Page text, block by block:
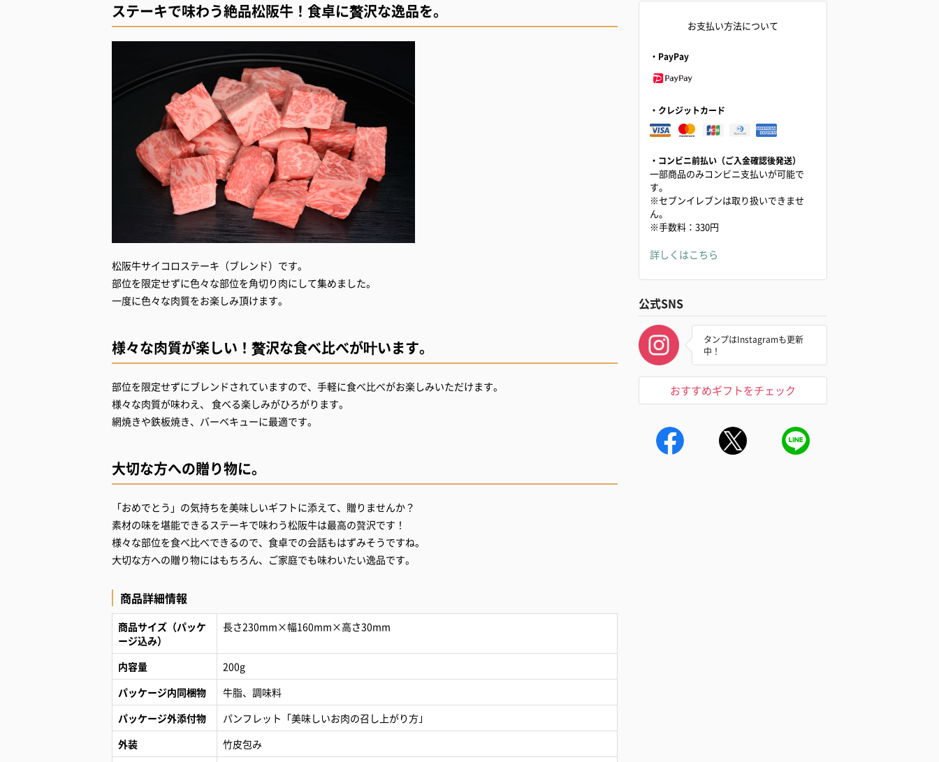
ステーキで味わう絶品松阪牛！食卓に贅沢な逸品を。
松阪牛サイコロステーキ（ブレンド）です。
部位を限定せずに色々な部位を角切り肉にして集めました。
一度に色々な肉質をお楽しみ頂けます。
様々な肉質が楽しい！贅沢な食べ比べが叶います。
部位を限定せずにブレンドされていますので、手軽に食べ比べがお楽しみいただけます。
様々な肉質が味わえ、 食べる楽しみがひろがります。
大切な方への贈り物に。
「おめでとう」の気持ちを美味しいギフトに添えて、贈りませんか？
素材の味を堪能できるステーキで味わう松阪牛は最高の贅沢です！
様々な部位を食べ比べできるので、食卓での会話もはずみそうですね。
大切な方への贈り物にはもちろん、ご家庭でも味わいたい逸品です。
商品詳細情報
商品サイズ（パッケ
ージ込み）
長さ230mm×幅160mm×高さ30mm
内容量
200g
パッケージ内同梱物
牛脂、調味料
パッケージ外添付物
パンフレット「美味しいお肉の召し上がり方｣
外装
竹皮包み
お支払い方法について
・PayPay
・クレジットカード
・コンビニ前払い（ご入金確認後発送）
一部商品のみコンビニ支払いが可能で
す。
※セブンイレブンは取り扱いできませ
ん。
※手数料：330円
詳しくはこちら
公式SNS
タンプはInstagramも更新
中！
おすすめギフトをチェック